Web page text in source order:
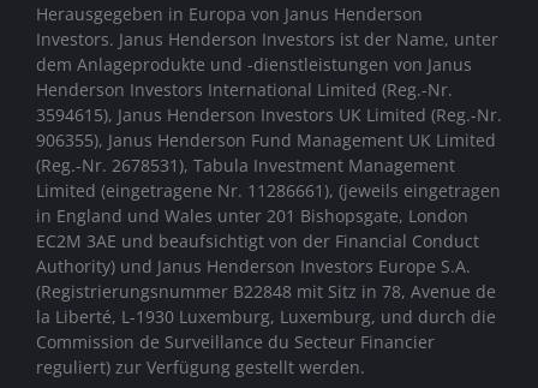
Herausgegeben in Europa von Janus Henderson
Investors. Janus Henderson Investors ist der Name, unter
dem Anlageprodukte und -dienstleistungen von Janus
Henderson Investors International Limited (Reg.-Nr.
3594615), Janus Henderson Investors UK Limited (Reg.-Nr.
906355), Janus Henderson Fund Management UK Limited
(Reg.-Nr. 2678531), Tabula Investment Management
Limited (eingetragene Nr. 11286661), (jeweils eingetragen
in England und Wales unter 201 Bishopsgate, London
EC2M 3AE und beaufsichtigt von der Financial Conduct
Authority) und Janus Henderson Investors Europe S.A.
(Registrierungsnummer B22848 mit Sitz in 78, Avenue de
la Liberté, L-1930 Luxemburg, Luxemburg, und durch die
Commission de Surveillance du Secteur Financier
reguliert) zur Verfügung gestellt werden.